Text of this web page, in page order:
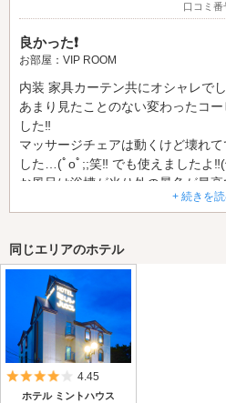
口コミ番
良かった❗
お部屋：VIP ROOM
内装 家具カーテン共にオシャレで
あまり見たことのない変わったコ
した‼
マッサージチェアは動くけど壊れ
した…(ﾟoﾟ;;笑‼ でも使えましたよ
お風呂は浴槽が光り外の景色が最
さらに温泉の湯が出るということ
とあるので良かったです‼ 歯ブラシ
てました♪ お風呂場に歯ブラシが置
トイレはウォシュレットもあり快適
+ 続きを
同じエリアのホテル
5つ星のうち4
4.45
ホテル ミントハウス